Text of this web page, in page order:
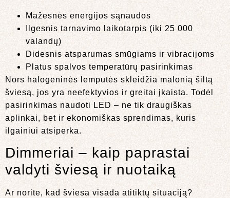
Mažesnės energijos sąnaudos
Ilgesnis tarnavimo laikotarpis (iki 25 000
valandų)
Didesnis atsparumas smūgiams ir vibracijoms
Platus spalvos temperatūrų pasirinkimas
Nors halogeninės lemputės skleidžia malonią šiltą
šviesą, jos yra neefektyvios ir greitai įkaista. Todėl
pasirinkimas naudoti LED – ne tik draugiškas
aplinkai, bet ir ekonomiškas sprendimas, kuris
ilgainiui atsiperka.
Dimmeriai – kaip paprastai
valdyti šviesą ir nuotaiką
Ar norite, kad šviesa visada atitiktų situaciją?